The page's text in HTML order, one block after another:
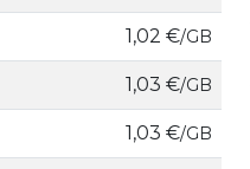
1,02 €/GB
1,03 €/GB
1,03 €/GB